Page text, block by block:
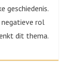
geschiedenis.
negatieve rol
dit thema.